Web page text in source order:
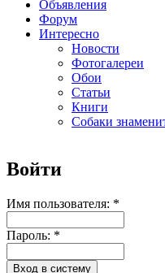
Объявления
Форум
Интересно
Новости
Фотогалереи
Обои
Статьи
Книги
Собаки
Войти
Имя пользователя: *
Пароль: *